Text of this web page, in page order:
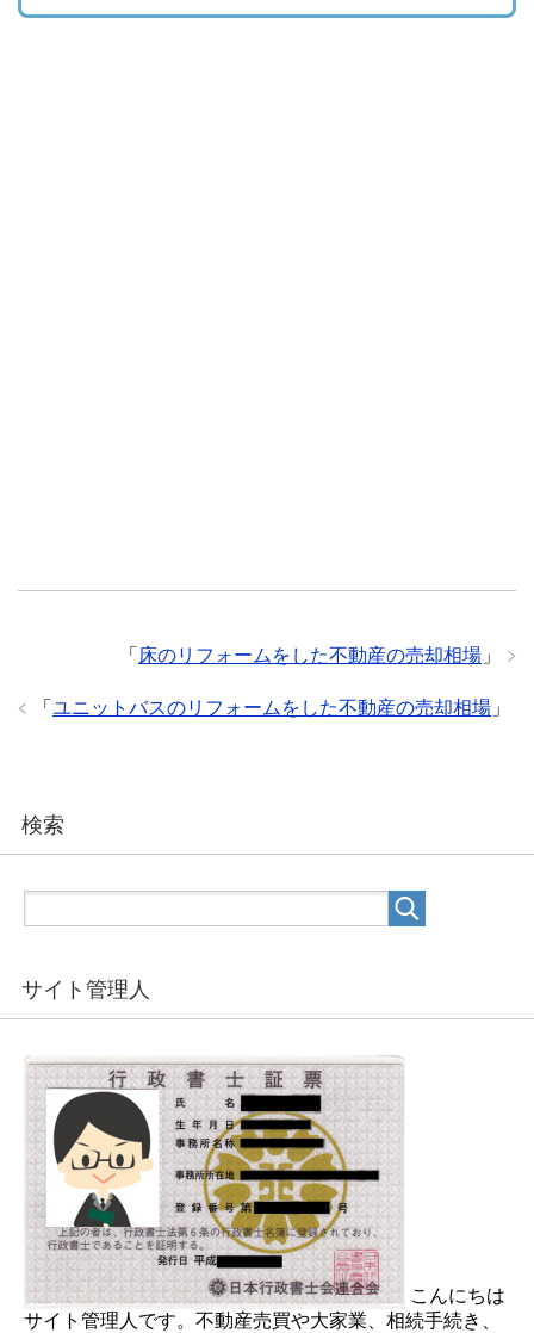
「 床のリフォームをした不動産の売却相場 」
「 ユニットバスのリフォームをした不動産の売却相場 」
検索
サイト管理人
こんにちは
サイト管理人です。不動産売買や大家業、相続手続き、